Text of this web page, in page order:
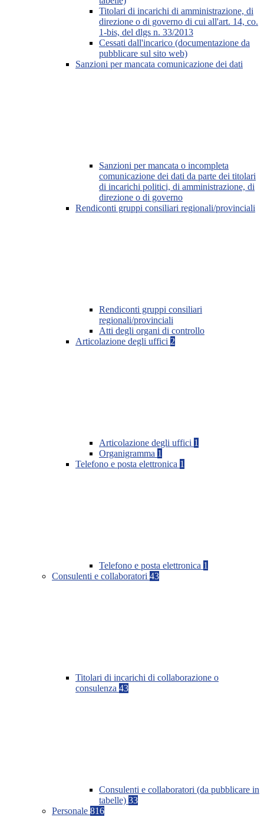
Titolari di incarichi di amministrazione, di
direzione o di governo di cui all'art. 14, co.
1-bis, del dlgs n. 33/2013
Cessati dall'incarico (documentazione da
pubblicare sul sito web)
Sanzioni per mancata comunicazione dei dati
Sanzioni per mancata o incompleta
comunicazione dei dati da parte dei titolari
di incarichi politici, di amministrazione, di
direzione o di governo
Rendiconti gruppi consiliari regionali/provinciali
Rendiconti gruppi consiliari
regionali/provinciali
Atti degli organi di controllo
Articolazione degli uffici 2
Articolazione degli uffici 1
Organigramma 1
Telefono e posta elettronica 1
Telefono e posta elettronica 1
Consulenti e collaboratori 43
Titolari di incarichi di collaborazione o
consulenza 43
Consulenti e collaboratori (da pubblicare in
tabelle) 33
Personale 816